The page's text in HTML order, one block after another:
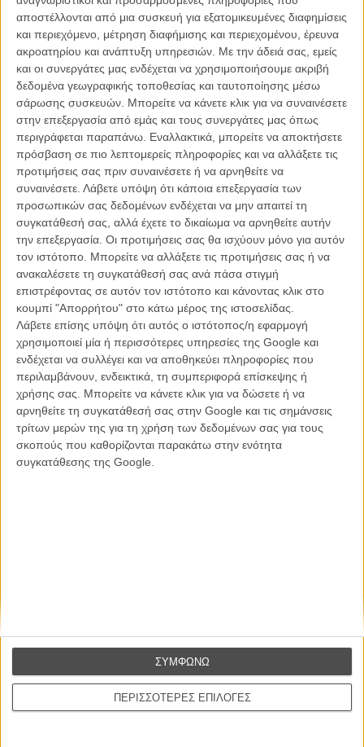
αποστέλλονται από μια συσκευή για εξατομικευμένες διαφημίσεις
και περιεχόμενο, μέτρηση διαφήμισης και περιεχομένου, έρευνα
ακροατηρίου και ανάπτυξη υπηρεσιών. Με την άδειά σας, εμείς
και οι συνεργάτες μας ενδέχεται να χρησιμοποιήσουμε ακριβή
δεδομένα γεωγραφικής τοποθεσίας και ταυτοποίησης μέσω
σάρωσης συσκευών. Μπορείτε να κάνετε κλικ για να συναινέσετε
στην επεξεργασία από εμάς και τους συνεργάτες μας όπως
περιγράφεται παραπάνω. Εναλλακτικά, μπορείτε να αποκτήσετε
πρόσβαση σε πιο λεπτομερείς πληροφορίες και να αλλάξετε τις
προτιμήσεις σας πριν συναινέσετε ή να αρνηθείτε να
συναινέσετε. Λάβετε υπόψη ότι κάποια επεξεργασία των
προσωπικών σας δεδομένων ενδέχεται να μην απαιτεί τη
συγκατάθεσή σας, αλλά έχετε το δικαίωμα να αρνηθείτε αυτήν
την επεξεργασία. Οι προτιμήσεις σας θα ισχύουν μόνο για αυτόν
τον ιστότοπο. Μπορείτε να αλλάξετε τις προτιμήσεις σας ή να
ανακαλέσετε τη συγκατάθεσή σας ανά πάσα στιγμή
επιστρέφοντας σε αυτόν τον ιστότοπο και κάνοντας κλικ στο
κουμπί "Απορρήτου" στο κάτω μέρος της ιστοσελίδας.
Λάβετε επίσης υπόψη ότι αυτός ο ιστότοπος/η εφαρμογή
χρησιμοποιεί μία ή περισσότερες υπηρεσίες της Google και
ενδέχεται να συλλέγει και να αποθηκεύει πληροφορίες που
περιλαμβάνουν, ενδεικτικά, τη συμπεριφορά επίσκεψης ή
χρήσης σας. Μπορείτε να κάνετε κλικ για να δώσετε ή να
αρνηθείτε τη συγκατάθεσή σας στην Google και τις σημάνσεις
τρίτων μερών της για τη χρήση των δεδομένων σας για τους
σκοπούς που καθορίζονται παρακάτω στην ενότητα
συγκατάθεσης της Google.
ΠΕΡΙΣΣΟΤΕΡΕΣ ΕΠΙΛΟΓΕΣ
ΣΥΜΦΩΝΩ
The Shoes - «Time To Dance»
MULTIMEDIA / 12 ΜΑΡ 2012/ Flix Team
Βιμ Βέντερς
Συνέντευξη
Η επιτυχία είναι υπερτιμημένη. Δεν σε κάνει
καλύτερο, δεν σε πάει πουθενά η επιτυχία. Είναι
απλώς ένα ωραίο, ανεβαστικό, επιφανειακό
συναίσθημα.»
CONNECT
Εγγράψου στο εβδομαδιαίο newsletter μας.